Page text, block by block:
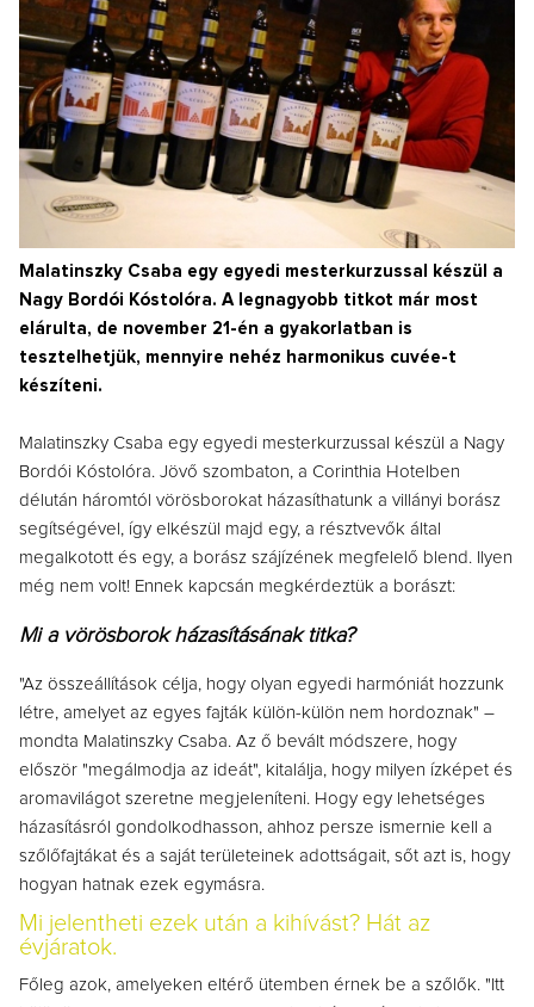
Malatinszky Csaba egy egyedi mesterkurzussal készül a
Nagy Bordói Kóstolóra. A legnagyobb titkot már most
elárulta, de november 21-én a gyakorlatban is
tesztelhetjük, mennyire nehéz harmonikus cuvée-t
készíteni.
Malatinszky Csaba egy egyedi mesterkurzussal készül a Nagy
Bordói Kóstolóra. Jövő szombaton, a Corinthia Hotelben
délután háromtól vörösborokat házasíthatunk a villányi borász
segítségével, így elkészül majd egy, a résztvevők által
megalkotott és egy, a borász szájízének megfelelő blend. Ilyen
még nem volt! Ennek kapcsán megkérdeztük a borászt:
Mi a vörösborok házasításának titka?
"Az összeállítások célja, hogy olyan egyedi harmóniát hozzunk
létre, amelyet az egyes fajták külön-külön nem hordoznak" –
mondta Malatinszky Csaba. Az ő bevált módszere, hogy
először "megálmodja az ideát", kitalálja, hogy milyen ízképet és
aromavilágot szeretne megjeleníteni. Hogy egy lehetséges
házasításról gondolkodhasson, ahhoz persze ismernie kell a
szőlőfajtákat és a saját területeinek adottságait, sőt azt is, hogy
hogyan hatnak ezek egymásra.
Mi jelentheti ezek után a kihívást? Hát az
évjáratok.
Főleg azok, amelyeken eltérő ütemben érnek be a szőlők. "Itt